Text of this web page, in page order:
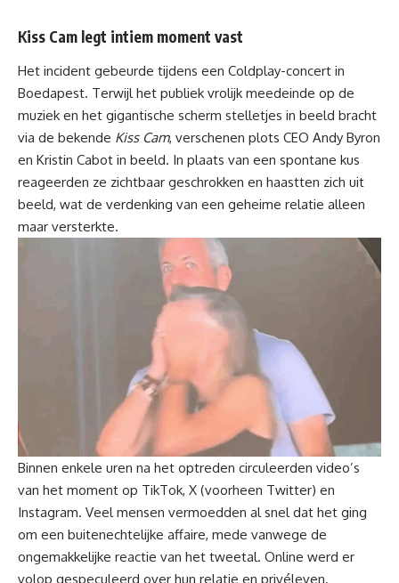
Kiss Cam legt intiem moment vast
Het incident gebeurde tijdens een Coldplay-concert in
Boedapest. Terwijl het publiek vrolijk meedeinde op de
muziek en het gigantische scherm stelletjes in beeld bracht
via de bekende Kiss Cam, verschenen plots CEO Andy Byron
en Kristin Cabot in beeld. In plaats van een spontane kus
reageerden ze zichtbaar geschrokken en haastten zich uit
beeld, wat de verdenking van een geheime relatie alleen
maar versterkte.
Binnen enkele uren na het optreden circuleerden video’s
van het moment op TikTok, X (voorheen Twitter) en
Instagram. Veel mensen vermoedden al snel dat het ging
om een buitenechtelijke affaire, mede vanwege de
ongemakkelijke reactie van het tweetal. Online werd er
volop gespeculeerd over hun relatie en privéleven.